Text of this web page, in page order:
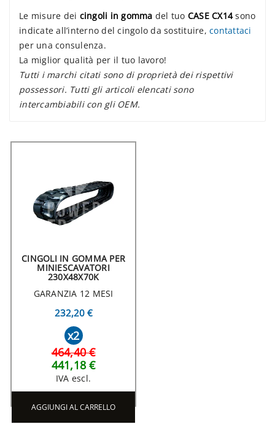
Le misure dei cingoli in gomma del tuo CASE CX14sono
indicate all’interno del cingolo da sostituire, contattaci
per una consulenza.
La miglior qualità per il tuo lavoro!
Tutti i marchi citati sono di proprietà dei rispettivi
possessori. Tutti gli articoli elencati sono
intercambiabili con gli OEM.
CINGOLI IN GOMMA PER
MINIESCAVATORI
230X48X70K
GARANZIA 12 MESI
232,20 €
x2
464,40 €
441,18 €
IVA escl.
AGGIUNGI AL CARRELLO